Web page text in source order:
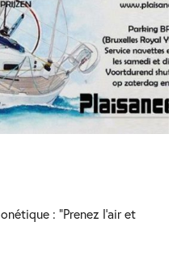
: “Prenez l’air et